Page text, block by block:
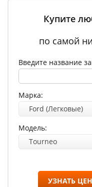
Купите
по самой
Введите название
Марка:
Ford (Легковые)
Модель:
Tourneo
УЗНАТЬ